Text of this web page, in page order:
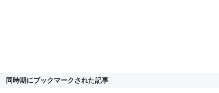
同時期にブックマークされた記事